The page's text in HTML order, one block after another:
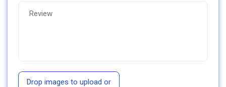
Drop images to upload or